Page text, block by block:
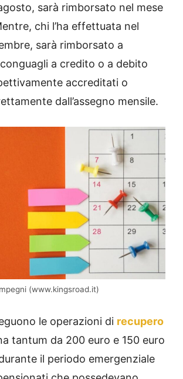
sarà rimborsato nel mese
chi l’ha effettuata nel
sarà rimborsato a
a credito o a debito
accreditati o
dall’assegno mensile.
(www.kingsroad.it)
le operazioni di recupero
tantum da 200 euro e 150 euro
il periodo emergenziale